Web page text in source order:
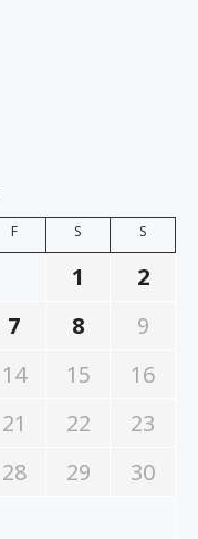
F S S
1
2
7 8
9
14 15
16
21 22
23
28 29
30